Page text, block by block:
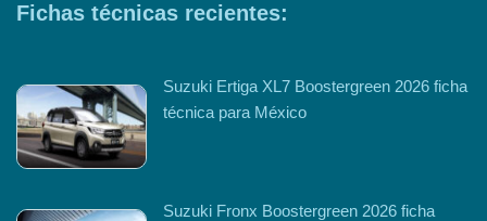
Fichas técnicas recientes:
Suzuki Ertiga XL7 Boostergreen 2026 ficha
técnica para México
Suzuki Fronx Boostergreen 2026 ficha